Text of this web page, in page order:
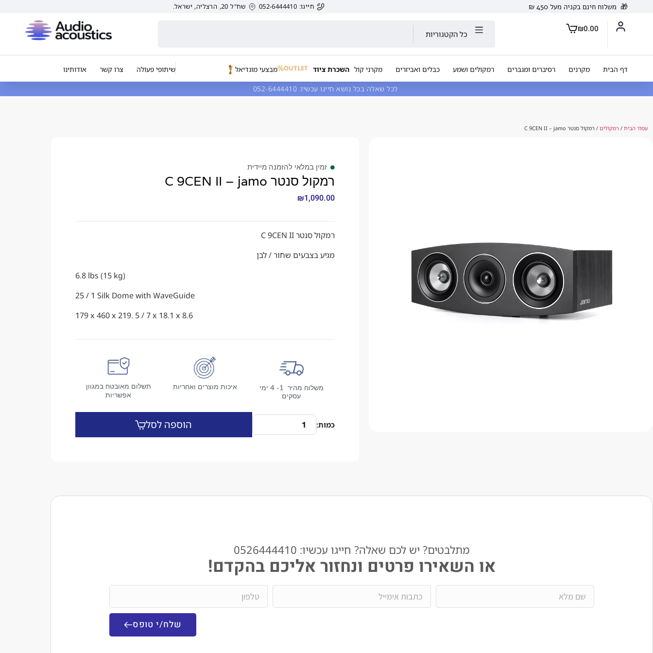
🎁 משלוח חינם בקניה מעל 450 ₪ חייגו: 052-6444410 שח"ל 20, הרצליה, ישראל.
₪0.00
כל הקטגוריות
דף הבית מקרנים רסיברים ומגברים רמקולים ושמע כבלים ואביזרים מקרני קול השכרת ציוד OUTLET מבצעי מונדיאל שיתופי פעולה צרו קשר אודותינו
לכל שאלה בכל נושא חייגו עכשיו:
עמוד הבית / רמקולים / רמקול סנטר C 9CEN II – jamo
זמין במלאי להזמנה מיידית
רמקול סנטר C 9CEN II – jamo
₪1,090.00
רמקול סנטרC 9CEN II
מגיע בצבעים שחור / לבן
6.8 lbs (15 kg)
25 / 1 Silk Dome with WaveGuide
179 x 460 x 219. 5 / 7 x 18.1 x 8.6
משלוח מהיר 1- 4 ימי
עסקים
איכות מוצרים ואחריות
תשלום מאובטח במגוון
אפשריות
הוספה לסל
מתלבטים? יש לכם שאלה? חייגו עכשיו: 0526444410​
או השאירו פרטים ונחזור אליכם בהקדם!
שלח/י טופס